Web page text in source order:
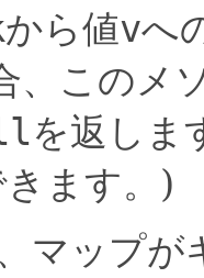
から値vへ
、このメ
を返しま
ます。)
マップが